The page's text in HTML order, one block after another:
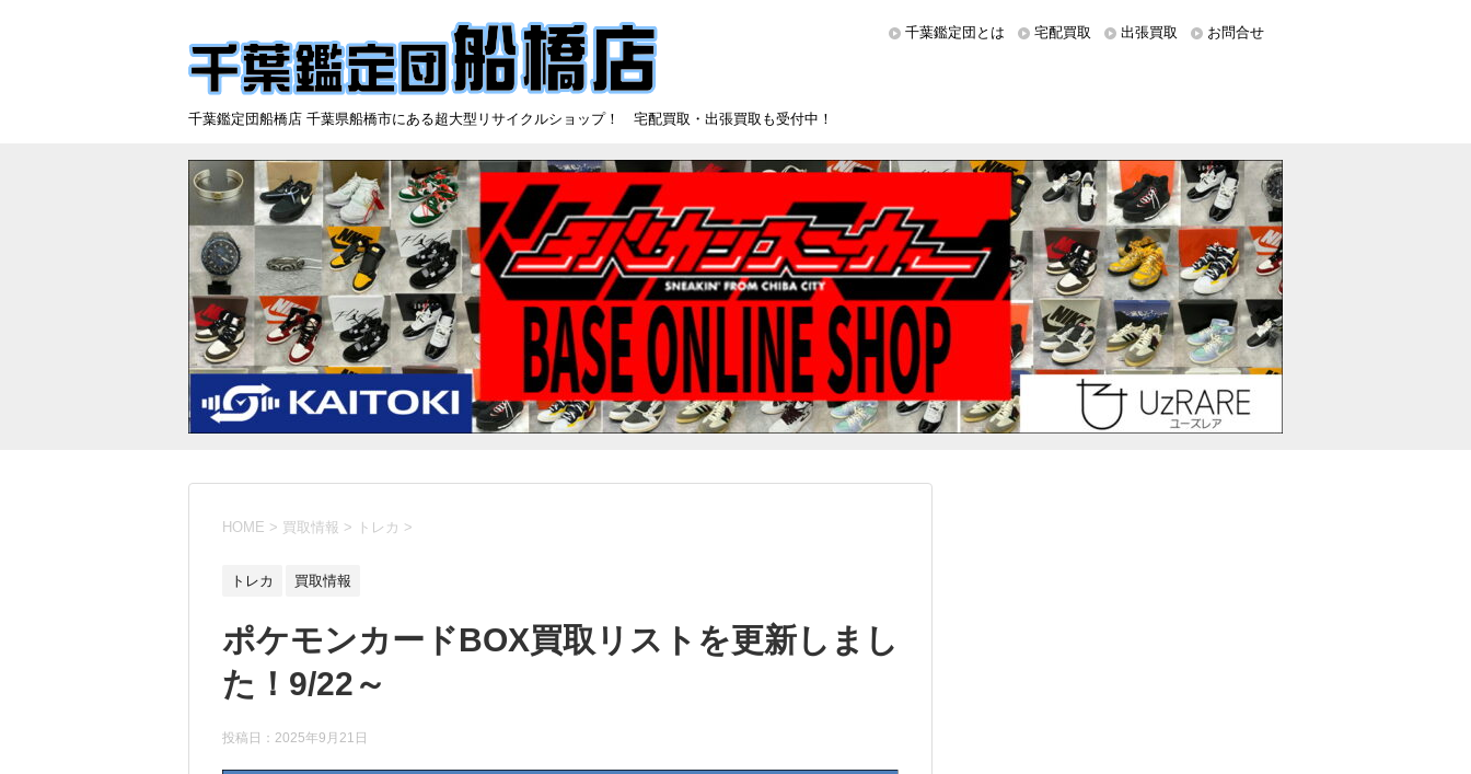
千葉鑑定団船橋店 千葉県船橋市にある超大型リサイクルショップ！ 宅配買取・出張買取も受付中！
千葉鑑定団とは 宅配買取 出張買取 お問合せ
HOME > 買取情報 > トレカ >
トレカ 買取情報
ポケモンカードBOX買取リストを更新しまし
た！9/22～
投稿日： 2025年9月21日